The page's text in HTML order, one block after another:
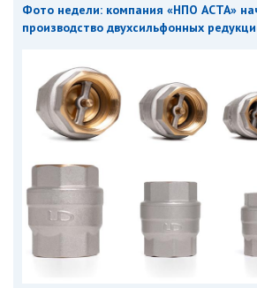
Фото недели: компания «НПО АСТА»
производство двухсильфонных